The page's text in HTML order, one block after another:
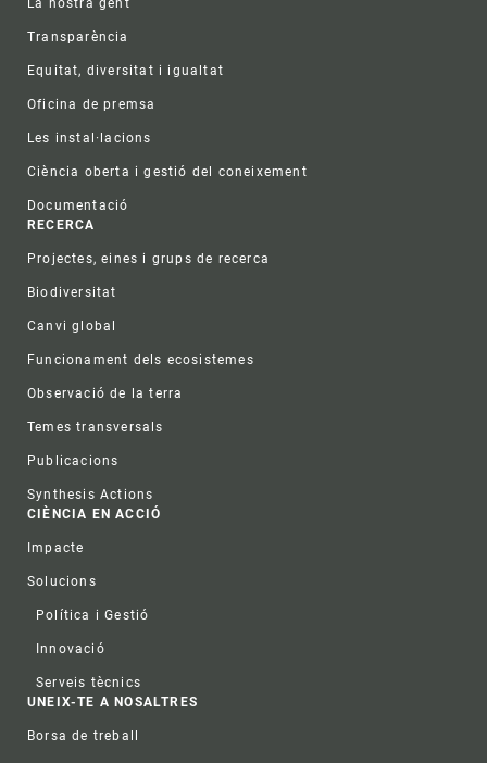
La nostra gent
Transparència
Equitat, diversitat i igualtat
Oficina de premsa
Les instal·lacions
Ciència oberta i gestió del coneixement
Documentació
RECERCA
Projectes, eines i grups de recerca
Biodiversitat
Canvi global
Funcionament dels ecosistemes
Observació de la terra
Temes transversals
Publicacions
Synthesis Actions
CIÈNCIA EN ACCIÓ
Impacte
Solucions
Política i Gestió
Innovació
Serveis tècnics
UNEIX-TE A NOSALTRES
Borsa de treball